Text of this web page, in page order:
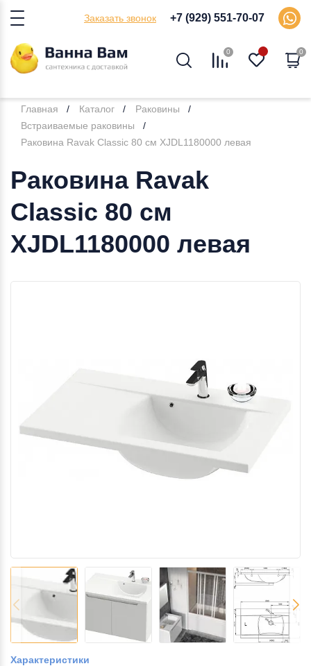
Заказать звонок +7 (929) 551-70-07
0 0
Главная Каталог
Раковины
Встраиваемые раковины
Раковина Ravak Classic 80 см XJDL1180000 левая
Раковина Ravak
Classic 80 см
XJDL1180000 левая
Характеристики